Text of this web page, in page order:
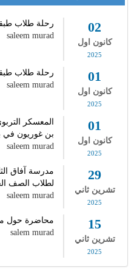
02
كانون اول
2025
رحلة طلاب
saleem murad
01
كانون اول
2025
رحلة طلاب
saleem murad
01
كانون اول
2025
المعسكر
بن غوريون في
saleem murad
29
تشرين ثاني
2025
مدرسة آفاق
لطلاب الصف
saleem murad
15
تشرين ثاني
2025
محاضرة حول
salem murad